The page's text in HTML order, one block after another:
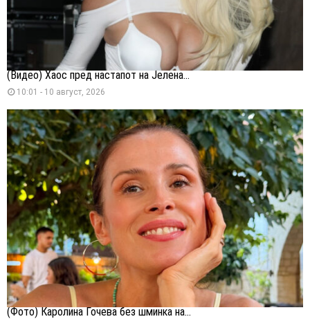
(Видео) Хаос пред настапот на Јелена...
10:01 - 10 август, 2026
(Фото) Каролина Гочева без шминка на...